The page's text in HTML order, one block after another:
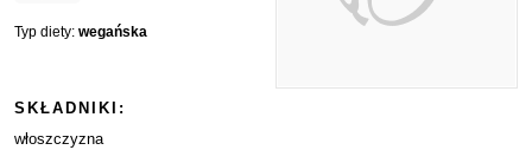
Typ diety: wegańska
SKŁADNIKI:
włoszczyzna